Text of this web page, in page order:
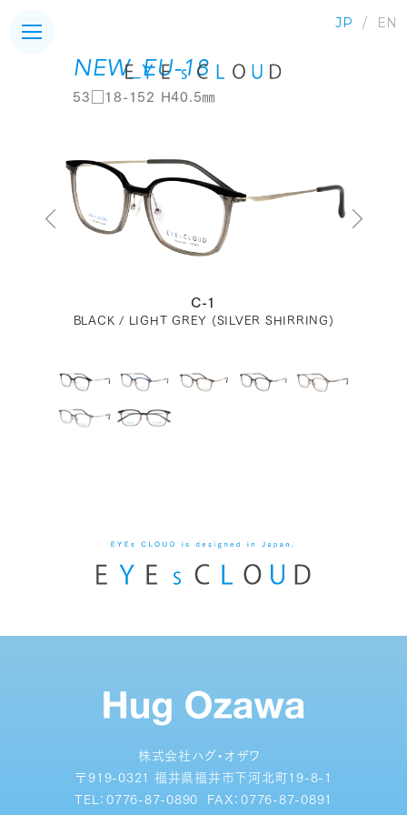
JP EN
NEW_EU-18
53□18-152 H40.5㎜
C-1
BLACK / LIGHT GREY (SILVER SHIRRING)
株式会社ハグ・オザワ
〒919-0321 福井県福井市下河北町19-8-1
TEL：0776-87-0890 FAX：0776-87-0891